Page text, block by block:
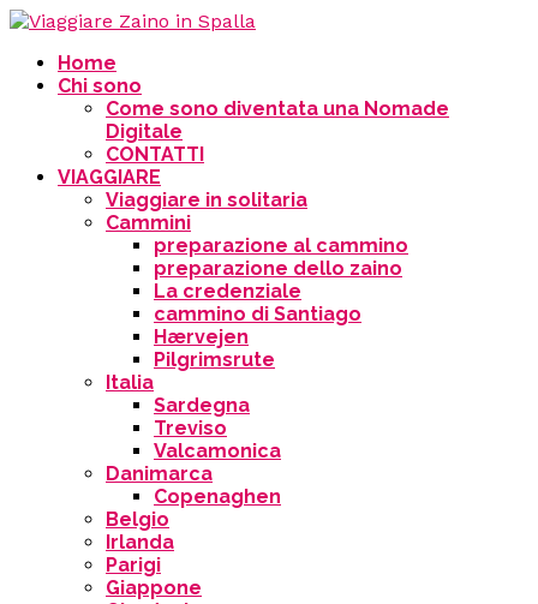
Home
Chi sono
Come sono diventata una Nomade
Digitale
CONTATTI
VIAGGIARE
Viaggiare in solitaria
Cammini
preparazione al cammino
preparazione dello zaino
La credenziale
cammino di Santiago
Hærvejen
Pilgrimsrute
Italia
Sardegna
Treviso
Valcamonica
Danimarca
Copenaghen
Belgio
Irlanda
Parigi
Giappone